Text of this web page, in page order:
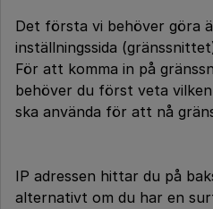
Det första vi behöver göra
inställningssida
För att komma in på
behöver du först veta
ska använda för att nå
IP adressen hittar du på
alternativt om du har en